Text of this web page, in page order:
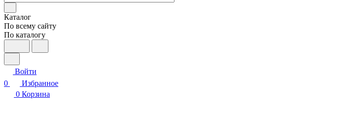
Каталог
По всему сайту
По каталогу
Войти
0
Избранное
0 Корзина